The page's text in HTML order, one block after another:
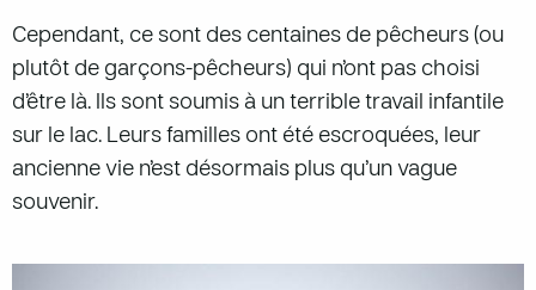
Cependant, ce sont des centaines de pêcheurs (ou
plutôt de garçons-pêcheurs) qui n’ont pas choisi
d’être là. Ils sont soumis à un terrible travail infantile
sur le lac. Leurs familles ont été escroquées, leur
ancienne vie n’est désormais plus qu’un vague
souvenir.